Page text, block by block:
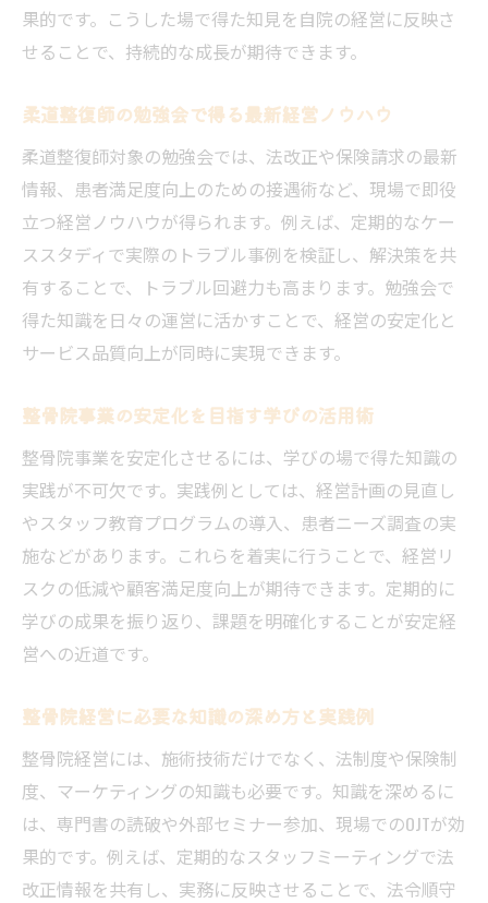
整骨院で求められる技術力の学び直し術
施術力と経営戦略を両立させる学びの工夫
施術技術向上と整骨院経営の相乗効果とは
学びを活かした整骨院の成長事例紹介
学びの場を通じた整骨院経営の新たなヒント
学びの場で発見できる整骨院経営の本質
他院との交流で得た経営改善の具体例
整骨院運営に役立つ最新情報の収集法
整骨院経営の壁を乗り越える学びの力
学びの場が生む整骨院経営の発展可能性
地域から信頼される整骨院作りの道筋とは
整骨院が地域に根付くための信頼構築法
学びの場で実践する地域密着経営のすすめ
患者との信頼関係を築く学びの活かし方
整骨院経営と地域貢献を両立させる方法
学びを地域に還元する整骨院の取り組み
資格取得と経営力向上を両立する学びの工夫
整骨院資格取得を目指す人の学び方の工夫
経営センスを磨く柔道整復師勉強会の活用
資格対策と経営実践を両立させる時間管理
果的です。こうした場で得た知見を自院の経営に反映さ
せることで、持続的な成長が期待できます。
柔道整復師の勉強会で得る最新経営ノウハウ
柔道整復師対象の勉強会では、法改正や保険請求の最新
情報、患者満足度向上のための接遇術など、現場で即役
立つ経営ノウハウが得られます。例えば、定期的なケー
ススタディで実際のトラブル事例を検証し、解決策を共
有することで、トラブル回避力も高まります。勉強会で
得た知識を日々の運営に活かすことで、経営の安定化と
サービス品質向上が同時に実現できます。
整骨院事業の安定化を目指す学びの活用術
整骨院事業を安定化させるには、学びの場で得た知識の
実践が不可欠です。実践例としては、経営計画の見直し
やスタッフ教育プログラムの導入、患者ニーズ調査の実
施などがあります。これらを着実に行うことで、経営リ
スクの低減や顧客満足度向上が期待できます。定期的に
学びの成果を振り返り、課題を明確化することが安定経
営への近道です。
整骨院経営に必要な知識の深め方と実践例
整骨院経営には、施術技術だけでなく、法制度や保険制
度、マーケティングの知識も必要です。知識を深めるに
は、専門書の読破や外部セミナー参加、現場でのOJTが効
果的です。例えば、定期的なスタッフミーティングで法
改正情報を共有し、実務に反映させることで、法令順守